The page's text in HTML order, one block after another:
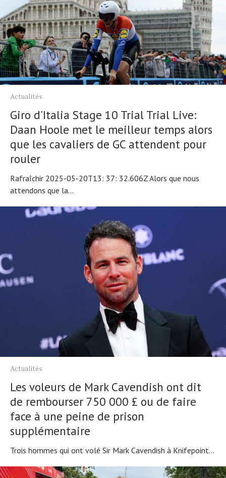
Actualités
Giro d'Italia Stage 10 Trial Trial Live:
Daan Hoole met le meilleur temps alors
que les cavaliers de GC attendent pour
rouler
Rafraîchir 2025-05-20T13: 37: 32.606Z Alors que nous
attendons que la...
Actualités
Les voleurs de Mark Cavendish ont dit
de rembourser 750 000 £ ou de faire
face à une peine de prison
supplémentaire
Trois hommes qui ont volé Sir Mark Cavendish à Knifepoint...